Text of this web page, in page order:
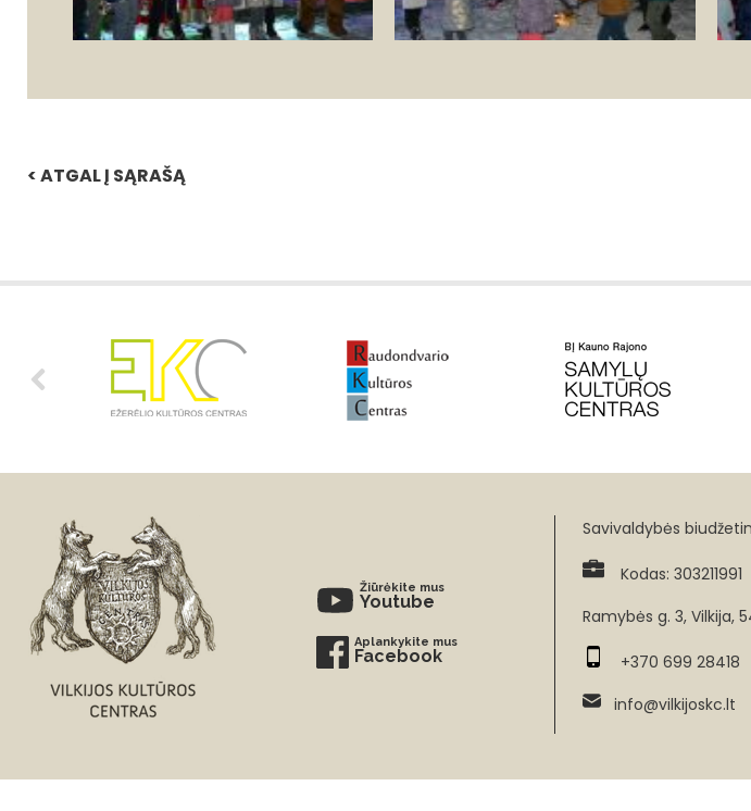
< ATGAL Į SĄRAŠĄ
Žiūrėkite mus
Youtube
Aplankykite mus
Facebook
Savivaldybės
Kodas: 303211991
Ramybės g. 3, Vilkija,
+370 699 28418
info@vilkijoskc.lt